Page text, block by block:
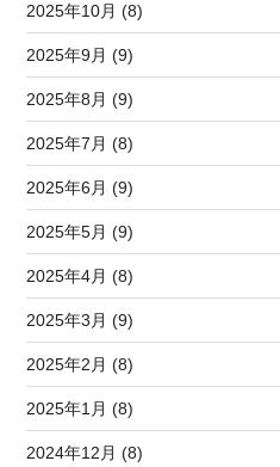
2025年10月 (8)
2025年9月 (9)
2025年8月 (9)
2025年7月 (8)
2025年6月 (9)
2025年5月 (9)
2025年4月 (8)
2025年3月 (9)
2025年2月 (8)
2025年1月 (8)
2024年12月 (8)